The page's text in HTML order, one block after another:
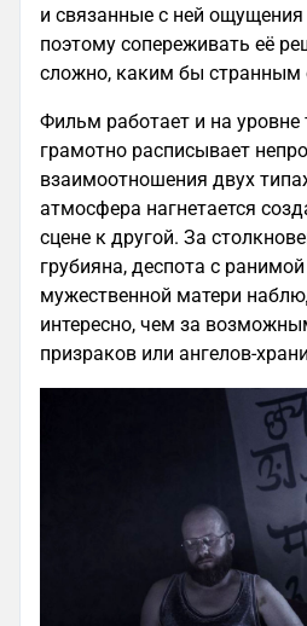
и связанные с ней
поэтому сопереживать её
сложно, каким бы странным
Фильм работает и на уровне
грамотно расписывает
взаимоотношения двух
атмосфера нагнетается
сцене к другой. За
грубияна, деспота с
мужественной матери
интересно, чем за
призраков или ангелов-